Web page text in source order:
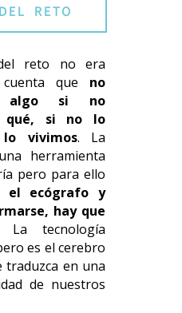
RETO
reto no era
que no
algo si no
qué, si no lo
vivimos. La
herramienta
pero para ello
el ecógrafo y
hay que
La tecnología
es el cerebro
traduzca en una
de nuestros